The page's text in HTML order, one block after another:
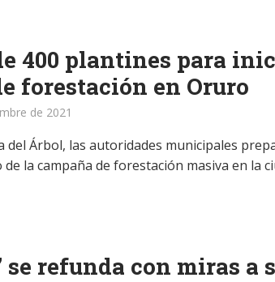
400 plantines para
forestación en Oruro
de 2021
del Árbol, las autoridades municipales
la campaña de forestación masiva en la
se refunda con miras a